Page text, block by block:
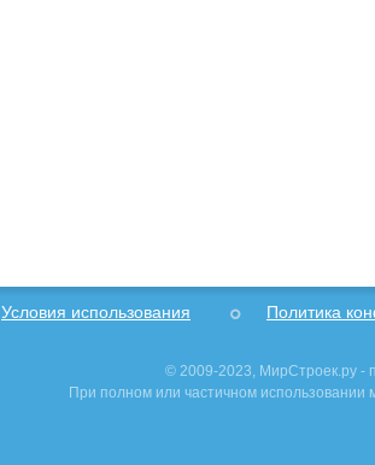
Условия использования Политика
© 2009-2023, МирСтроек.ру -
При полном или частичном использовании